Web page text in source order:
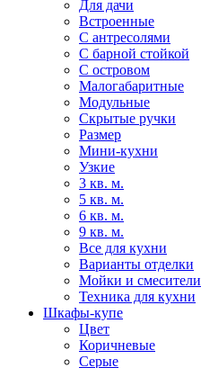
Для дачи
Встроенные
С антресолями
С барной стойкой
С островом
Малогабаритные
Модульные
Скрытые ручки
Размер
Мини-кухни
Узкие
3 кв. м.
5 кв. м.
6 кв. м.
9 кв. м.
Все для кухни
Варианты отделки
Мойки и смесители
Техника для кухни
Шкафы-купе
Цвет
Коричневые
Серые